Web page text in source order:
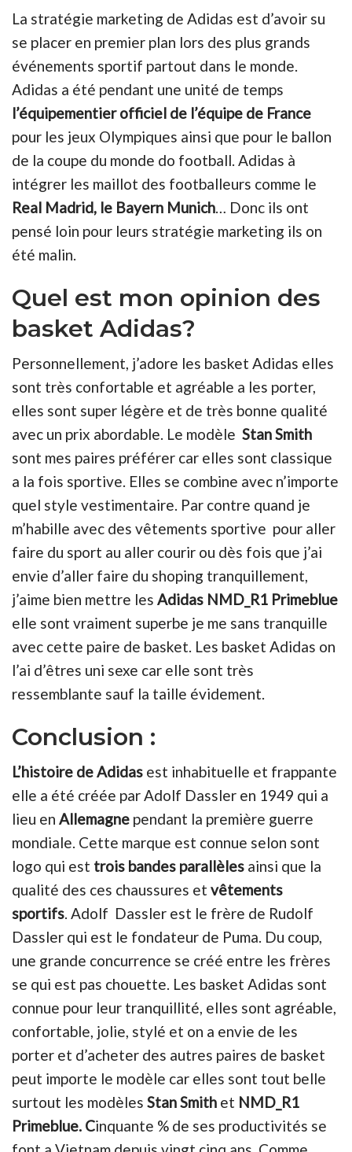
La stratégie marketing de Adidas est d’avoir su
se placer en premier plan lors des plus grands
événements sportif partout dans le monde.
Adidas a été pendant une unité de temps
l’équipementier officiel de l’équipe de France
pour les jeux Olympiques ainsi que pour le ballon
de la coupe du monde do football. Adidas à
intégrer les maillot des footballeurs comme le
Real Madrid, le Bayern Munich… Donc ils ont
pensé loin pour leurs stratégie marketing ils on
été malin.
Quel est mon opinion des
basket Adidas?
Personnellement, j’adore les basket Adidas elles
sont très confortable et agréable a les porter,
elles sont super légère et de très bonne qualité
avec un prix abordable. Le modèle Stan Smith
sont mes paires préférer car elles sont classique
a la fois sportive. Elles se combine avec n’importe
quel style vestimentaire. Par contre quand je
m’habille avec des vêtements sportive pour aller
faire du sport au aller courir ou dès fois que j’ai
envie d’aller faire du shoping tranquillement,
j’aime bien mettre les Adidas NMD_R1 Primeblue
elle sont vraiment superbe je me sans tranquille
avec cette paire de basket. Les basket Adidas on
l’ai d’êtres uni sexe car elle sont très
ressemblante sauf la taille évidement.
Conclusion :
L’histoire de Adidas est inhabituelle et frappante
elle a été créée par Adolf Dassler en 1949 qui a
lieu en Allemagne pendant la première guerre
mondiale. Cette marque est connue selon sont
logo qui est trois bandes parallèles ainsi que la
qualité des ces chaussures et vêtements
sportifs. Adolf Dassler est le frère de Rudolf
Dassler qui est le fondateur de Puma. Du coup,
une grande concurrence se créé entre les frères
se qui est pas chouette. Les basket Adidas sont
connue pour leur tranquillité, elles sont agréable,
confortable, jolie, stylé et on a envie de les
porter et d’acheter des autres paires de basket
peut importe le modèle car elles sont tout belle
surtout les modèles Stan Smith et NMD_R1
Primeblue. Cinquante % de ses productivités se